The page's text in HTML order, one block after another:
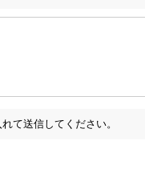
て送信してください。